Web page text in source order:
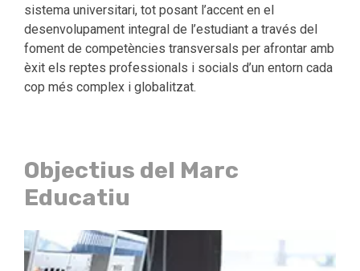
sistema universitari, tot posant l’accent en el
desenvolupament integral de l’estudiant a través del
foment de competències transversals per afrontar amb
èxit els reptes professionals i socials d’un entorn cada
cop més complex i globalitzat.
Objectius del Marc
Educatiu